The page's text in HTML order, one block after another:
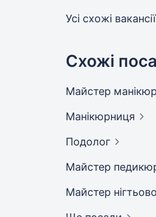
Усі схожі вакансії
Схожі
Майстер
Манікюрниця
Подолог
Майстер
Майстер